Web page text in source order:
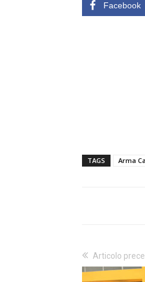
Facebook
TAGS Arma
Articolo